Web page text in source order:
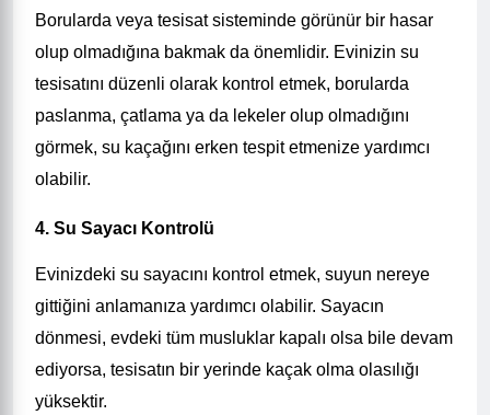
Borularda veya tesisat sisteminde görünür bir hasar
olup olmadığına bakmak da önemlidir. Evinizin su
tesisatını düzenli olarak kontrol etmek, borularda
paslanma, çatlama ya da lekeler olup olmadığını
görmek, su kaçağını erken tespit etmenize yardımcı
olabilir.
4. Su Sayacı Kontrolü
Evinizdeki su sayacını kontrol etmek, suyun nereye
gittiğini anlamanıza yardımcı olabilir. Sayacın
dönmesi, evdeki tüm musluklar kapalı olsa bile devam
ediyorsa, tesisatın bir yerinde kaçak olma olasılığı
yüksektir.